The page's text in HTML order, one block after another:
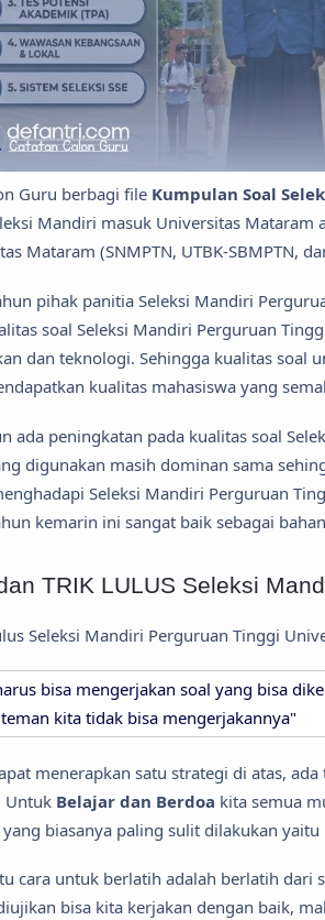
Guru berbagi file Kumpulan Soal
Mandiri masuk Universitas
Mataram (SNMPTN, UTBK-SBMPTN,
pihak panitia Seleksi Mandiri
soal Seleksi Mandiri Perguruan
dan teknologi. Sehingga kualitas soal
kualitas mahasiswa yang
ada peningkatan pada kualitas soal
digunakan masih dominan sama
Seleksi Mandiri Perguruan
kemarin ini sangat baik sebagai
TRIK LULUS Seleksi
Seleksi Mandiri Perguruan Tinggi
bisa mengerjakan soal yang bisa
kita tidak bisa mengerjakannya"
menerapkan satu strategi di atas,
Untuk Belajar dan Berdoa kita semua
biasanya paling sulit dilakukan yaitu
cara untuk berlatih adalah berlatih dari
bisa kita kerjakan dengan baik,